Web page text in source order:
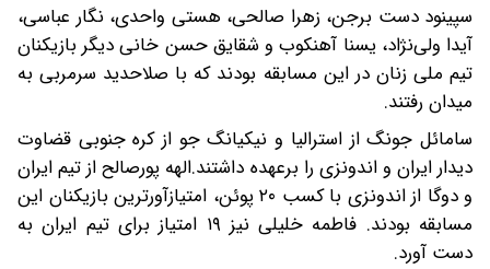
سپینود دست برجن، زهرا صالحی، هستی واحدی، نگار عباسی،
آیدا ولی‌نژاد، یسنا آهنکوب و شقایق حسن خانی دیگر بازیکنان
تیم ملی زنان در این مسابقه بودند که با صلاحدید سرمربی به
میدان رفتند.
سامائل جونگ از استرالیا و نیکیانگ جو از کره جنوبی قضاوت
دیدار ایران و اندونزی را برعهده داشتند.الهه پورصالح از تیم ایران
و دوگا از اندونزی با کسب ۲۰ پوئن، امتیازآورترین بازیکنان این
مسابقه بودند. فاطمه خلیلی نیز ۱۹ امتیاز برای تیم ایران به
دست آورد.